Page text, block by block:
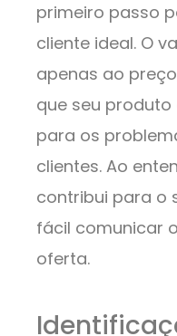
primeiro passo
cliente ideal. O
apenas ao
que seu
para os
clientes. Ao
contribui para o
fácil comunicar
oferta.